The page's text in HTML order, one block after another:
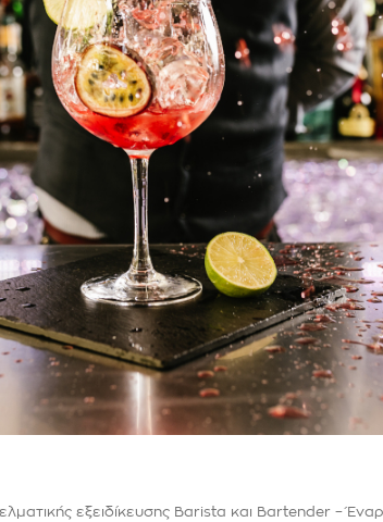
εξειδίκευσης Barista και Bartender –